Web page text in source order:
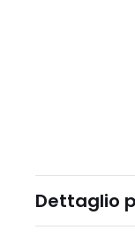
Dettaglio